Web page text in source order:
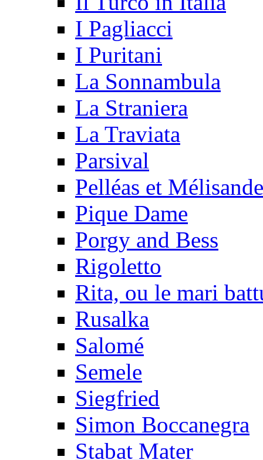
I Pagliacci
I Puritani
La Sonnambula
La Straniera
La Traviata
Parsival
Pelléas et Mélisande
Pique Dame
Porgy and Bess
Rigoletto
Rita, ou le mari
Rusalka
Salomé
Semele
Siegfried
Simon Boccanegra
Stabat Mater